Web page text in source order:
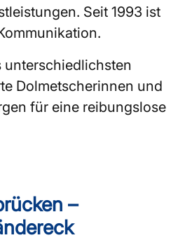
Seit 1993 ist
unterschiedlichsten
Dolmetscherinnen und
für eine reibungslose
–